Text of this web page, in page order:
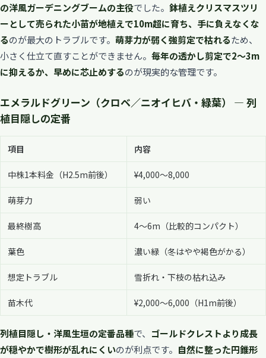
の洋風ガーデニングブームの主役でした。 鉢植えクリスマスツリ
ーとして売られた小苗が地植えで10m超に育ち、手に負えなくな
るのが最大のトラブルです。 萌芽力が弱く強剪定で枯れるため、
小さく仕立て直すことができません。 毎年の透かし剪定で2〜3m
に抑えるか、早めに芯止めするのが現実的な管理です。
エメラルドグリーン（クロベ／ニオイヒバ・緑葉） — 列
植目隠しの定番
項目 内容
中株1本料金（H2.5m前後） ¥4,000〜8,000
萌芽力 弱い
最終樹高 4〜6m（比較的コンパクト）
葉色 濃い緑（冬はやや褐色がかる）
想定トラブル 雪折れ・下枝の枯れ込み
苗木代 ¥2,000〜6,000（H1m前後）
列植目隠し・洋風生垣の定番品種で、 ゴールドクレストより成長
が穏やかで樹形が乱れにくいのが利点です。 自然に整った円錐形